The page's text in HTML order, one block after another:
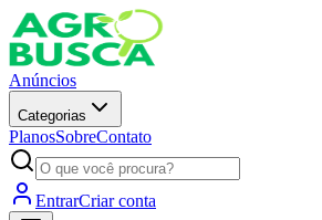
Anúncios
Categorias
PlanosSobreContato
EntrarCriar conta